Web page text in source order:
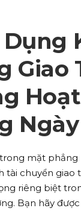
Giao
Hoạt
mặt phẳng
tài chuyển giao
riêng biệt
Bạn hãy